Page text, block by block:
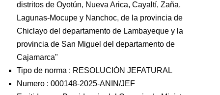
distritos de Oyotún, Nueva Arica, Cayaltí, Zaña,
Lagunas-Mocupe y Nanchoc, de la provincia de
Chiclayo del departamento de Lambayeque y la
provincia de San Miguel del departamento de
Cajamarca"
Tipo de norma : RESOLUCIÓN JEFATURAL
Numero : 000148-2025-ANIN/JEF